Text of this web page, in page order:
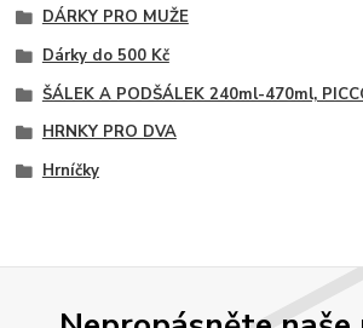
DÁRKY PRO MUŽE
Dárky do 500 Kč
ŠÁLEK A PODŠÁLEK 240ml-470ml,
HRNKY PRO DVA
Hrníčky